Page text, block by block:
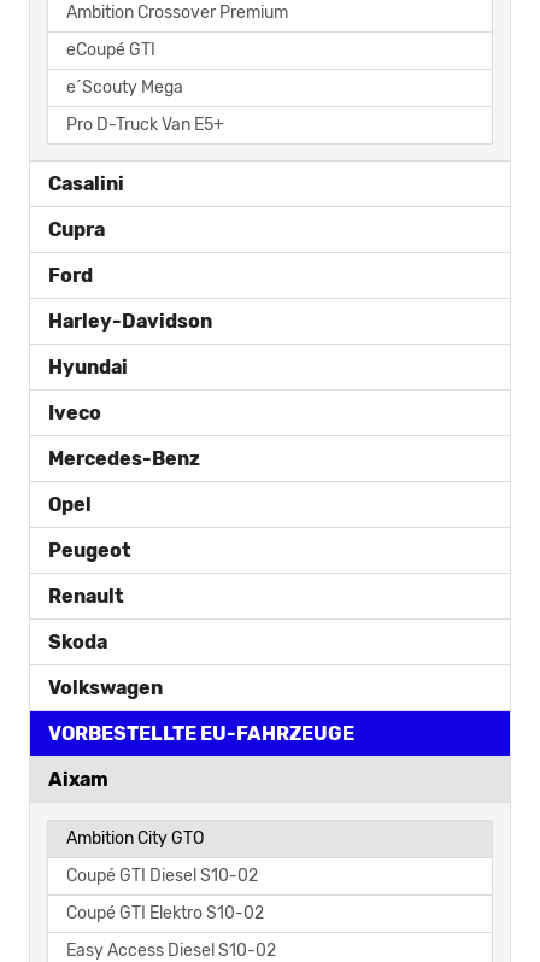
Ambition Crossover Premium
eCoupé GTI
e´Scouty Mega
Pro D-Truck Van E5+
Casalini
Cupra
Ford
Harley-Davidson
Hyundai
Iveco
Mercedes-Benz
Opel
Peugeot
Renault
Skoda
Volkswagen
VORBESTELLTE EU-FAHRZEUGE
Aixam
Ambition City GTO
Coupé GTI Diesel S10-02
Coupé GTI Elektro S10-02
Easy Access Diesel S10-02